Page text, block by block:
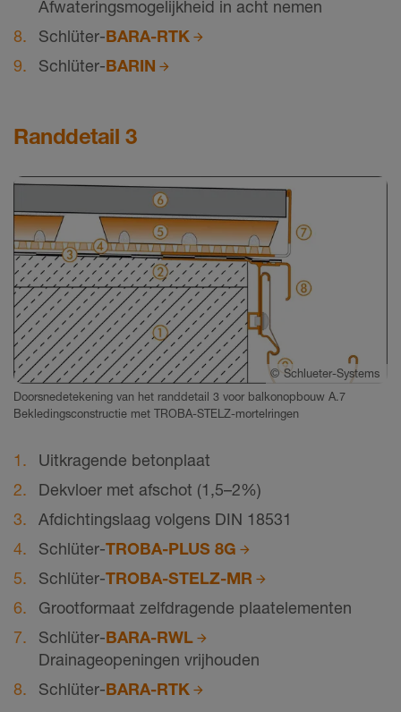
Afwateringsmogelijkheid in acht nemen
Schlüter-BARA-RTK
Schlüter-BARIN
Randdetail 3
© Schlueter-Systems
Doorsnedetekening van het randdetail 3 voor balkonopbouw A.7
Bekledingsconstructie met TROBA-STELZ-mortelringen
Uitkragende betonplaat
Dekvloer met afschot (1,5–2%)
Afdichtingslaag volgens DIN 18531
Schlüter-TROBA-PLUS 8G
Schlüter-TROBA-STELZ-MR
Grootformaat zelfdragende plaatelementen
Schlüter-BARA-RWL
Drainageopeningen vrijhouden
Schlüter-BARA-RTK